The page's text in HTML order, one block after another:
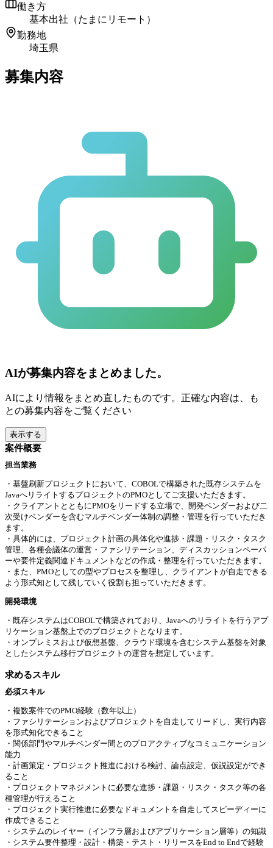
働き方
基本出社（たまにリモート）
勤務地
埼玉県
募集内容
AIが募集内容をまとめました。
AIにより情報をまとめ直したものです。正確な内容は、も
との募集内容をご覧ください
表示する
案件概要
担当業務
・基盤刷新プロジェクトにおいて、COBOLで構築された既存システムを
JavaへリライトするプロジェクトのPMOとしてご支援いただきます。
・クライアントとともにPMOをリードする立場で、開発ベンダーおよび二
次受けベンダーを含むマルチベンダー体制の調整・管理を行っていただき
ます。
・具体的には、プロジェクト計画の具体化や進捗・課題・リスク・タスク
管理、各種会議体の運営・ファシリテーション、ディスカッションペーパ
ーや要件定義関連ドキュメントなどの作成・整理を行っていただきます。
・また、PMOとしての型やプロセスを整理し、クライアントが自走できる
よう形式知として残していく役割も担っていただきます。
開発環境
・既存システムはCOBOLで構築されており、Javaへのリライトを行うアプ
リケーション基盤上でのプロジェクトとなります。
・オンプレミスおよび仮想基盤、クラウド環境を含むシステム基盤を対象
としたシステム移行プロジェクトの運営を想定しています。
求めるスキル
必須スキル
・複数案件でのPMO経験（数年以上）
・ファシリテーションおよびプロジェクトを自走してリードし、実行内容
を形式知化できること
・関係部門やマルチベンダー間とのプロアクティブなコミュニケーション
能力
・計画策定・プロジェクト推進における検討、論点設定、仮説設定ができ
ること
・プロジェクトマネジメントに必要な進捗・課題・リスク・タスク等の各
種管理が行えること
・プロジェクト実行推進に必要なドキュメントを自走してスピーディーに
作成できること
・システムのレイヤー（インフラ層およびアプリケーション層等）の知識
・システム要件整理・設計・構築・テスト・リリースをEnd to Endで経験